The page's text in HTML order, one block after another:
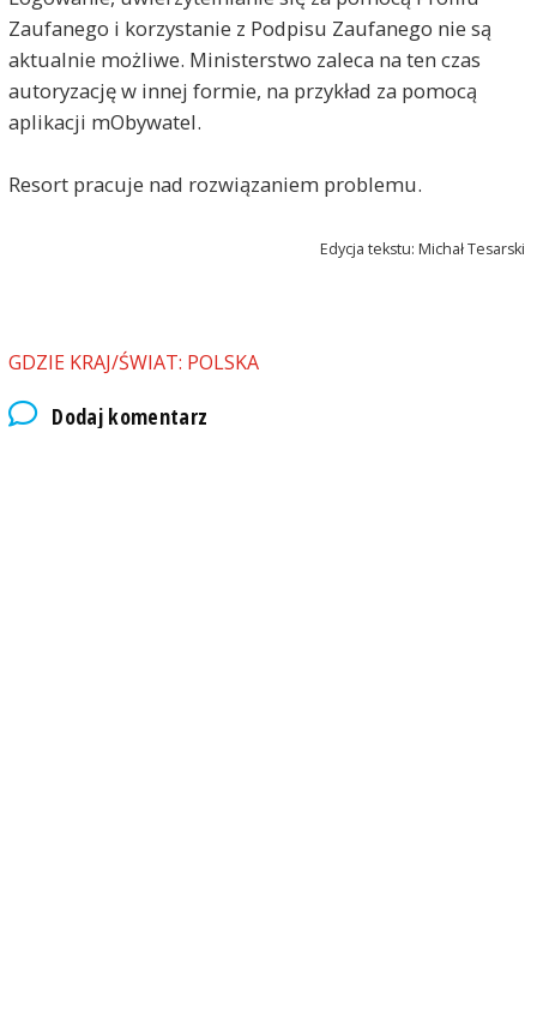
Zaufanego i korzystanie z Podpisu Zaufanego nie są
aktualnie możliwe. Ministerstwo zaleca na ten czas
autoryzację w innej formie, na przykład za pomocą
aplikacji mObywatel.
Resort pracuje nad rozwiązaniem problemu.
Edycja tekstu: Michał Tesarski
GDZIE KRAJ/ŚWIAT: POLSKA
Dodaj komentarz